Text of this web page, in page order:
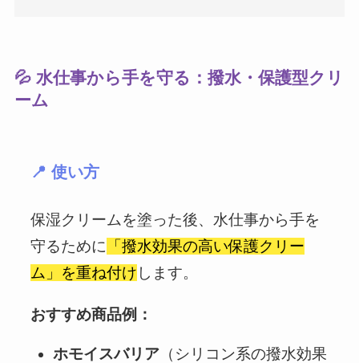
💦 水仕事から手を守る：撥水・保護型クリ
ーム
📍 使い方
保湿クリームを塗った後、水仕事から手を
守るために 「撥水効果の高い保護クリー
ム」を重ね付け します。
おすすめ商品例：
ホモイスバリア （シリコン系の撥水効果